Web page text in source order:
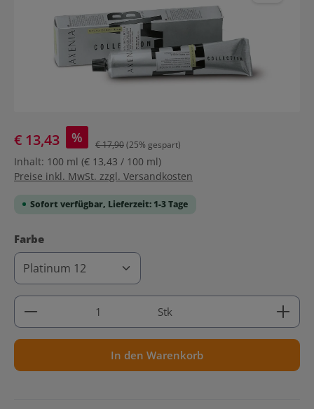
€ 13,43 % € 17,90(25% gespart)
Inhalt: 100 ml (€ 13,43 / 100 ml)
Preise inkl. MwSt. zzgl. Versandkosten
Sofort verfügbar, Lieferzeit: 1-3 Tage
Farbeauswählen
Produkt Anzahl: Gib den gewünschten Wert ein
Stk
In den Warenkorb